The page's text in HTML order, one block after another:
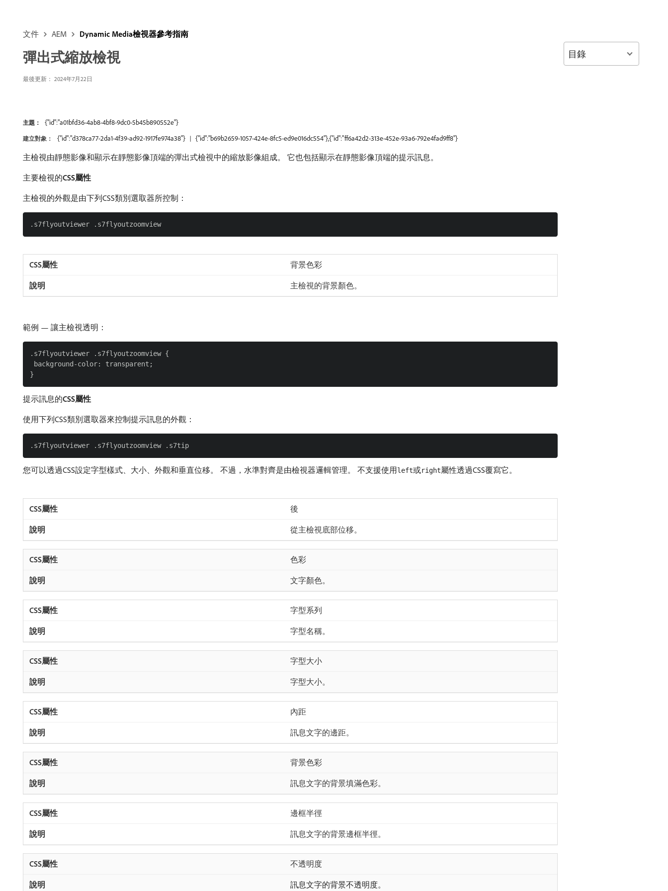
文件 AEM Dynamic Media檢視器參考指南
彈出式縮放檢視
最後更新： 2024年7月22日
主題： {"id":"a01bfd36-4ab8-4bf8-9dc0-5b45b890552e"}
建立對象： {"id":"d378ca77-2da1-4f39-ad92-1917fe974a38"} {"id":"b69b2659-1057-424e-8fc5-ed9e016dc554"},{"id":"ff6a42d2-313e-452e-93a6-792e4fad9ff8"}
主檢視由靜態影像和顯示在靜態影像頂端的彈出式檢視中的縮放影像組成。 它也包括顯示在靜態影像頂端的提示訊息。
主要檢視的​CSS屬性
主檢視的外觀是由下列CSS類別選取器所控制：
背景色彩
主檢視的背景顏色。
範例 — 讓主檢視透明：
.s7flyoutviewer .s7flyoutzoomview {
background-color: transparent;
提示訊息的​CSS屬性
使用下列CSS類別選取器來控制提示訊息的外觀：
您可以透過CSS設定字型樣式、大小、外觀和垂直位移。 不過，水準對齊是由檢視器邏輯管理。 不支援使用left或right屬性透過CSS覆寫它。
後
從主檢視底部位移。
色彩
文字顏色。
字型系列
字型名稱。
字型大小
字型大小。
內距
訊息文字的邊距。
背景色彩
訊息文字的背景填滿色彩。
邊框半徑
訊息文字的背景邊框半徑。
不透明度
訊息文字的背景不透明度。
目錄